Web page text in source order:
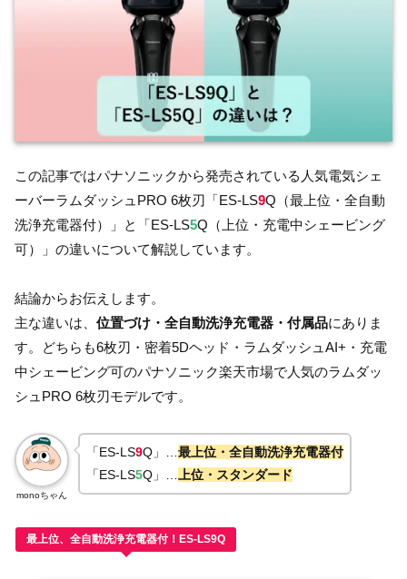
この記事ではパナソニックから発売されている人気電気シェ
ーバーラムダッシュPRO 6枚刃「ES-LS9Q（最上位・全自動
洗浄充電器付）」と「ES-LS5Q（上位・充電中シェービング
可）」の違いについて解説しています。
結論からお伝えします。
主な違いは、 位置づけ・全自動洗浄充電器・付属品にありま
す。どちらも6枚刃・密着5Dヘッド・ラムダッシュAI+・充電
中シェービング可のパナソニック楽天市場で人気のラムダッ
シュPRO 6枚刃モデルです。
monoちゃん
「ES-LS9Q」… 最上位・全自動洗浄充電器付
「ES-LS5Q」… 上位・スタンダード
最上位、全自動洗浄充電器付！ES-LS9Q